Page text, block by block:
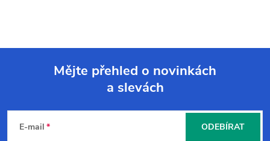
Mějte přehled o novinkách
a slevách
E-mail ODEBÍRAT